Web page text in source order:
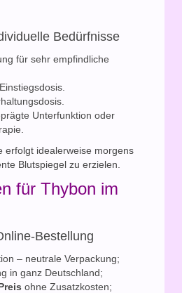
Bedürfnisse
für sehr empfindliche
Unterfunktion oder
erfolgt idealerweise morgens
Blutspiegel zu erzielen.
für Thybon im
Bestellung
– neutrale Verpackung;
in ganz Deutschland;
ohne Zusatzkosten;